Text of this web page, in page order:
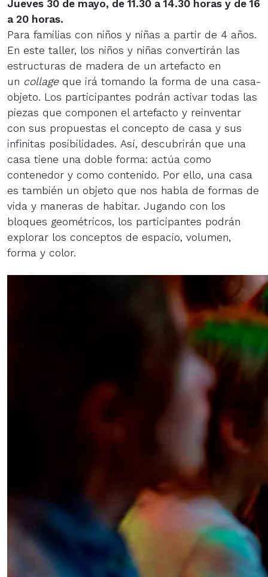
Jueves 30 de mayo, de 11.30 a 14.30 horas y de 16
a 20 horas.
Para familias con niños y niñas a partir de 4 años.
En este taller, los niños y niñas convertirán las
estructuras de madera de un artefacto en
un collageque irá tomando la forma de una casa-
objeto. Los participantes podrán activar todas las
piezas que componen el artefacto y reinventar
con sus propuestas el concepto de casa y sus
infinitas posibilidades. Así, descubrirán que una
casa tiene una doble forma: actúa como
contenedor y como contenido. Por ello, una casa
es también un objeto que nos habla de formas de
vida y maneras de habitar. Jugando con los
bloques geométricos, los participantes podrán
explorar los conceptos de espacio, volumen,
forma y color.